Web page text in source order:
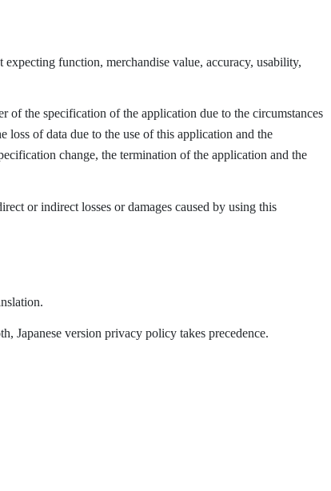
function, merchandise value, accuracy, usability,
of the specification of the application due to the circumstances
loss of data due to the use of this application and the
change, the termination of the application and the
or indirect losses or damages caused by using this
Japanese version privacy policy takes precedence.